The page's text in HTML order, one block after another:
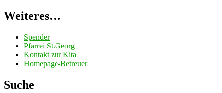
Weiteres…
Spender
Pfarrei St.Georg
Kontakt zur Kita
Homepage-Betreuer
Suche